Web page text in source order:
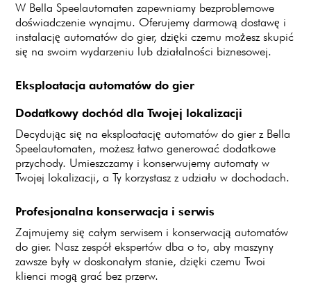
W Bella Speelautomaten zapewniamy bezproblemowe
doświadczenie wynajmu. Oferujemy darmową dostawę i
instalację automatów do gier, dzięki czemu możesz skupić
się na swoim wydarzeniu lub działalności biznesowej.
Eksploatacja automatów do gier
Dodatkowy dochód dla Twojej lokalizacji
Decydując się na eksploatację automatów do gier z Bella
Speelautomaten, możesz łatwo generować dodatkowe
przychody. Umieszczamy i konserwujemy automaty w
Twojej lokalizacji, a Ty korzystasz z udziału w dochodach.
Profesjonalna konserwacja i serwis
Zajmujemy się całym serwisem i konserwacją automatów
do gier. Nasz zespół ekspertów dba o to, aby maszyny
zawsze były w doskonałym stanie, dzięki czemu Twoi
klienci mogą grać bez przerw.